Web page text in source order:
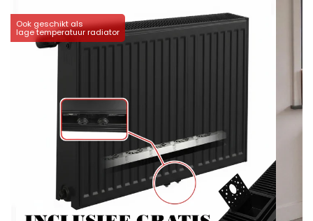
Ook geschikt als
lage temperatuur radiator